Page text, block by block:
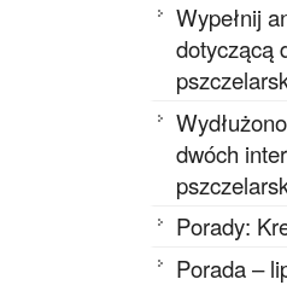
Wypełnij
dotyczącą
dwóch
Porady:
Porada –